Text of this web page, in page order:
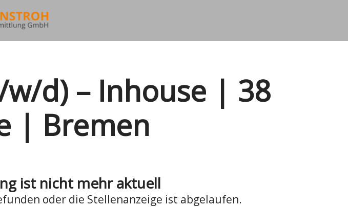
d) – Inhouse | 38
| Bremen
ist nicht mehr aktuell
oder die Stellenanzeige ist abgelaufen.